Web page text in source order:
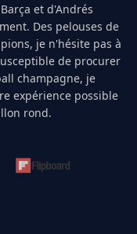
et d'Andrés
Des pelouses de
je n'hésite pas à
de procurer
champagne, je
expérience possible
rond.